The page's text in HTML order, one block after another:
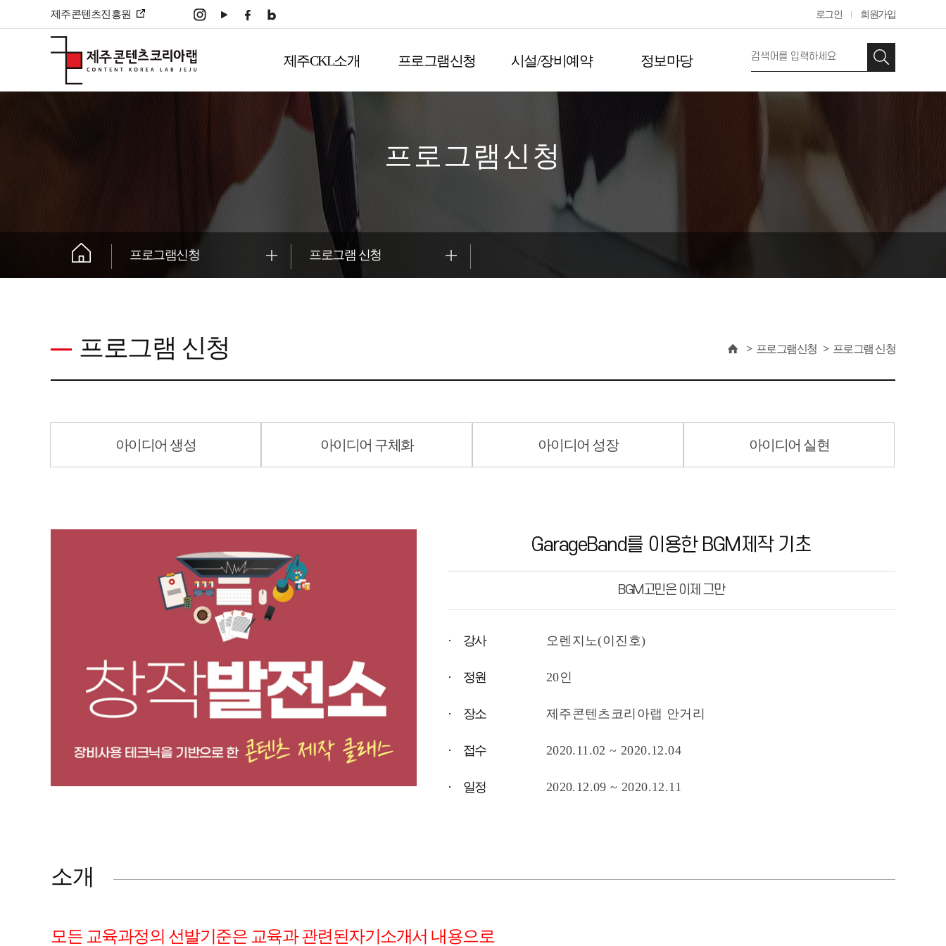
제주콘텐츠진흥원 로그인 회원가입
제주CKL소개 프로그램신청 시설/장비예약 정보마당
프로그램신청
프로그램신청 프로그램 신청
프로그램 신청 프로그램신청 프로그램 신청
아이디어 생성 아이디어 구체화 아이디어 성장 아이디어 실현
GarageBand를 이용한 BGM제작 기초
BGM고민은 이제 그만
· 강사 오렌지노(이진호)
· 정원 20인
· 장소 제주콘텐츠코리아랩 안거리
· 접수 2020.11.02 ~ 2020.12.04
· 일정 2020.12.09 ~ 2020.12.11
소개
모든 교육과정의 선발기준은 교육과 관련된자기소개서 내용으로